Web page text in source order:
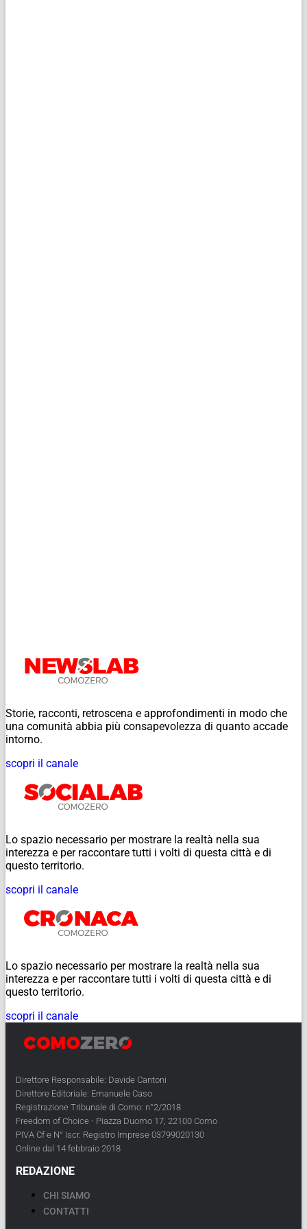
Storie, racconti, retroscena e approfondimenti in modo che
una comunità abbia più consapevolezza di quanto accade
intorno.
scopri il canale
Lo spazio necessario per mostrare la realtà nella sua
interezza e per raccontare tutti i volti di questa città e di
questo territorio.
scopri il canale
Lo spazio necessario per mostrare la realtà nella sua
interezza e per raccontare tutti i volti di questa città e di
questo territorio.
scopri il canale
Direttore Responsabile: Davide Cantoni
Direttore Editoriale: Emanuele Caso
Registrazione Tribunale di Como: n°2/2018
Freedom of Choice - Piazza Duomo 17, 22100 Como
PIVA Cf e N° Iscr. Registro Imprese 03799020130
Online dal 14 febbraio 2018
REDAZIONE
CHI SIAMO
CONTATTI